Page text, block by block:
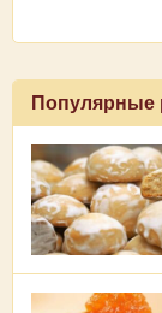
Популярные